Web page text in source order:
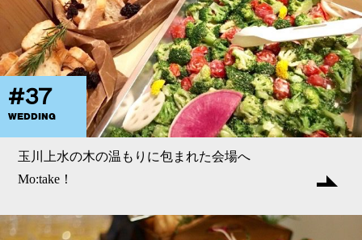
#37
WEDDING
玉川上水の木の温もりに包まれた会場へ
Mo:take！